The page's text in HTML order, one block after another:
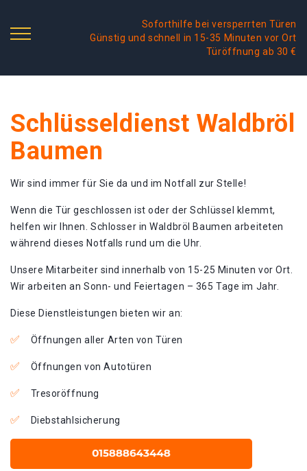
Soforthilfe bei versperrten Türen
Günstig und schnell in 15-35 Minuten vor Ort
Türöffnung ab 30 €
Schlüsseldienst Waldbröl
Baumen
Wir sind immer für Sie da und im Notfall zur Stelle!
Wenn die Tür geschlossen ist oder der Schlüssel klemmt,
helfen wir Ihnen. Schlosser in Waldbröl Baumen arbeiteten
während dieses Notfalls rund um die Uhr.
Unsere Mitarbeiter sind innerhalb von 15-25 Minuten vor Ort.
Wir arbeiten an Sonn- und Feiertagen – 365 Tage im Jahr.
Diese Dienstleistungen bieten wir an:
Öffnungen aller Arten von Türen
Öffnungen von Autotüren
Tresoröffnung
Diebstahlsicherung